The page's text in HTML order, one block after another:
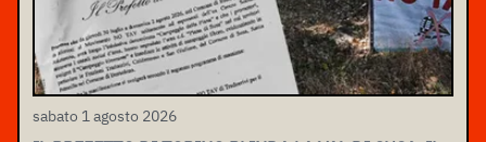
sabato 1 agosto 2026